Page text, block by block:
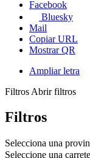
Facebook
Bluesky
Mail
Copiar URL
Mostrar QR
Ampliar letra
Filtros Abrir filtros
Filtros
Selecciona una
Seleccione una